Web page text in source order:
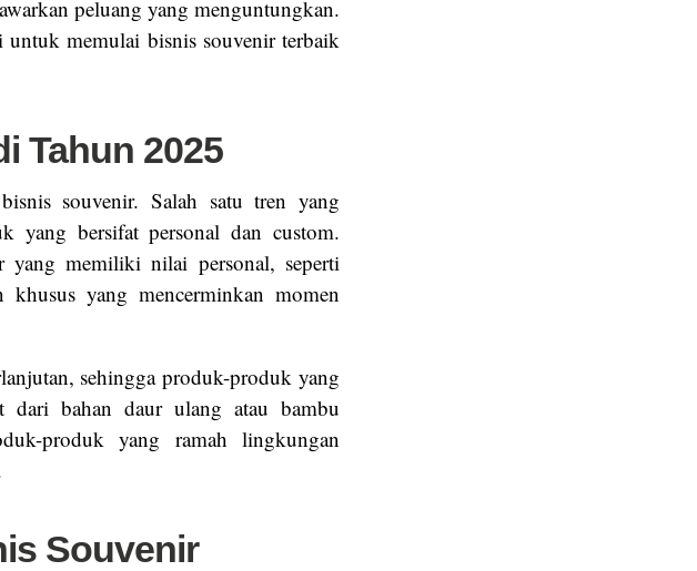
peluang yang menguntungkan.
memulai bisnis souvenir terbaik
Tahun 2025
souvenir. Salah satu tren yang
yang bersifat personal dan custom.
yang memiliki nilai personal, seperti
yang mencerminkan momen
sehingga produk-produk yang
dari bahan daur ulang atau bambu
produk yang ramah lingkungan
Souvenir